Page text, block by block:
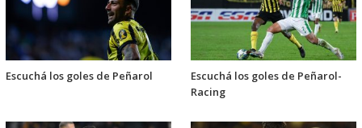
Escuchá los goles de Peñarol
Escuchá los goles de Peñarol-
Racing